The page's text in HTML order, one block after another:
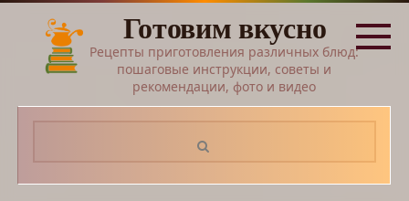
Перейти
контенту
Готовим вкусно
Рецепты приготовления различных блюд:
пошаговые инструкции, советы и
рекомендации, фото и видео